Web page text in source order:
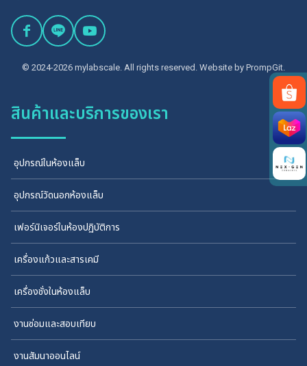
for:
© 2024-2026 mylabscale. All rights reserved. Website by PrompGit.
สินค้าและบริการของเรา
อุปกรณ์ในห้องแล็บ
อุปกรณ์วัดนอกห้องแล็บ
เฟอร์นิเจอร์ในห้องปฏิบัติการ
เครื่องแก้วและสารเคมี
เครื่องชั่งในห้องแล็บ
งานซ่อมและสอบเทียบ
งานสัมนาออนไลน์